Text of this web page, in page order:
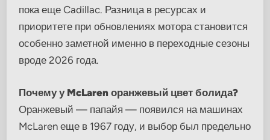
пока еще Cadillac. Разница в ресурсах и
приоритете при обновлениях мотора становится
особенно заметной именно в переходные сезоны
вроде 2026 года.
Почему у McLaren оранжевый цвет болида?
Оранжевый — папайя — появился на машинах
McLaren еще в 1967 году, и выбор был предельно